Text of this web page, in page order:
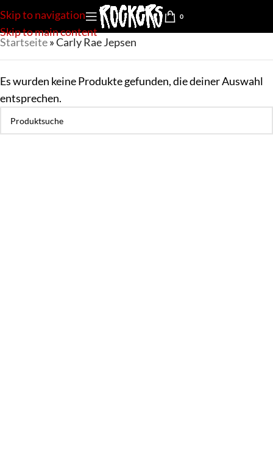
Skip to navigation
Skip to main content
0
Startseite»Carly Rae Jepsen
Es wurden keine Produkte gefunden, die deiner Auswahl
entsprechen.